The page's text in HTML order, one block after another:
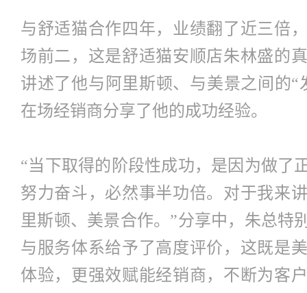
与舒适猫合作四年，业绩翻了近三倍
场前二，这是舒适猫安顺店朱林盛的
讲述了他与阿里斯顿、与美景之间的
在场经销商分享了他的成功经验。
“当下取得的阶段性成功，是因为做了
努力奋斗，必然事半功倍。对于我来
里斯顿、美景合作。”分享中，朱总特
与服务体系给予了高度评价，这既是
体验，更强效赋能经销商，不断为客